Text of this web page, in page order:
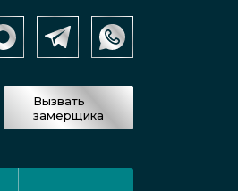
Вызвать
замерщика